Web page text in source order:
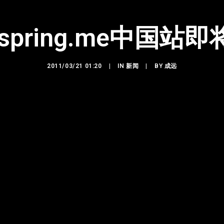
中国站即
2011/03/21 01:20 IN新闻 BY 成远